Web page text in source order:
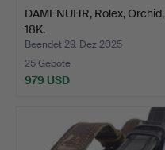
DAMENUHR, Rolex, Orchid,
18K.
Beendet 29. Dez 2025
25 Gebote
979 USD